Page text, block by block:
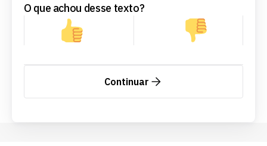
O que achou desse texto?
Continuar